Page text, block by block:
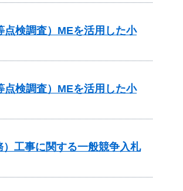
検調査）MEを活用した小
検調査）MEを活用した小
工事に関する一般競争入札